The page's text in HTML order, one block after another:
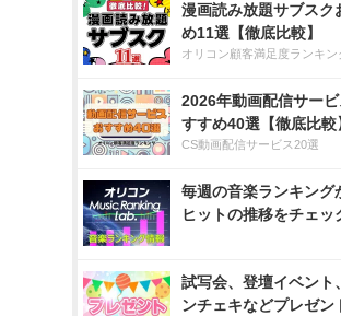
漫画読み放題サブスク
め11選【徹底比較】
オリコン顧客満足度ランキン
2026年動画配信サー
すすめ40選【徹底比較
CS動画配信サービス20選
毎週の音楽ランキング
ヒットの推移をチェッ
試写会、登壇イベント
ンチェキなどプレゼン